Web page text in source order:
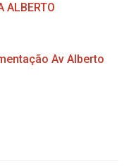
Av Alberto